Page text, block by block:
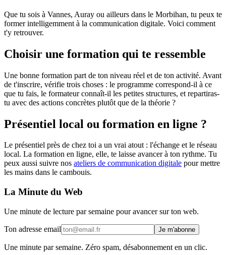
Que tu sois à Vannes, Auray ou ailleurs dans le Morbihan, tu peux te
former intelligemment à la communication digitale. Voici comment
t'y retrouver.
Choisir une formation qui te ressemble
Une bonne formation part de ton niveau réel et de ton activité. Avant
de t'inscrire, vérifie trois choses : le programme correspond-il à ce
que tu fais, le formateur connaît-il les petites structures, et repartiras-
tu avec des actions concrètes plutôt que de la théorie ?
Présentiel local ou formation en ligne ?
Le présentiel près de chez toi a un vrai atout : l'échange et le réseau
local. La formation en ligne, elle, te laisse avancer à ton rythme. Tu
peux aussi suivre nos ateliers de communication digitale pour mettre
les mains dans le cambouis.
La Minute du Web
Une minute de lecture par semaine pour avancer sur ton web.
Ton adresse email Je m'abonne
Une minute par semaine. Zéro spam, désabonnement en un clic.